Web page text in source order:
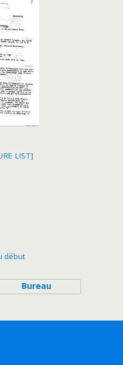
LIST]
début
Bureau